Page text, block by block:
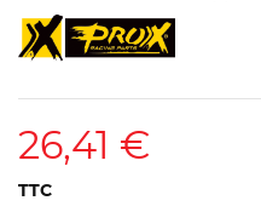
26,41 €
TTC